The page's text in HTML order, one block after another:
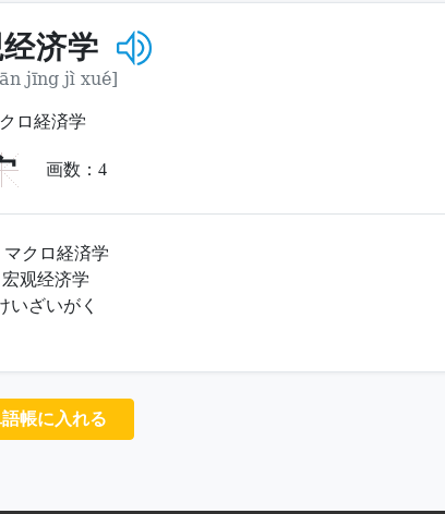
济学
jīng jì xué]
ロ経済学
画数： 4
マクロ経済学
宏观经济学
いざいがく
帳に入れる